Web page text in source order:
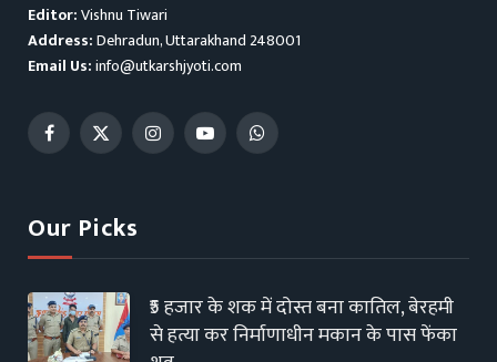
Editor:Vishnu Tiwari
Address:Dehradun, Uttarakhand 248001
Email Us:info@utkarshjyoti.com
Facebook
X
InstagramYouTubeWhatsApp
Our Picks
₹5 हजार के शक में दोस्त बना कातिल, बेरहमी
से हत्या कर निर्माणाधीन मकान के पास फेंका